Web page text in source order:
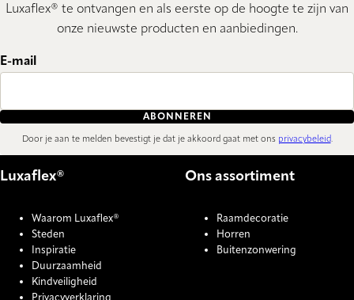
Luxaflex® te ontvangen en als eerste op de hoogte te zijn van
onze nieuwste producten en aanbiedingen.
E-mail
ABONNEREN
Door je aan te melden bevestigt je dat je akkoord gaat met ons privacybeleid.
Luxaflex®
Waarom Luxaflex®
Steden
Inspiratie
Duurzaamheid
Kindveiligheid
Privacyverklaring
Ons assortiment
Raamdecoratie
Horren
Buitenzonwering